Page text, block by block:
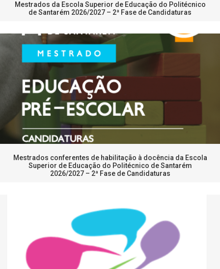
Mestrados da Escola Superior de Educação do Politécnico
de Santarém 2026/2027 – 2ª Fase de Candidaturas
Mestrados conferentes de habilitação à docência da Escola
Superior de Educação do Politécnico de Santarém
2026/2027 – 2ª Fase de Candidaturas